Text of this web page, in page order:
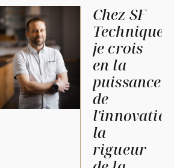
Chez SF
Technique,
je crois
en la
puissance
de
la
rigueur